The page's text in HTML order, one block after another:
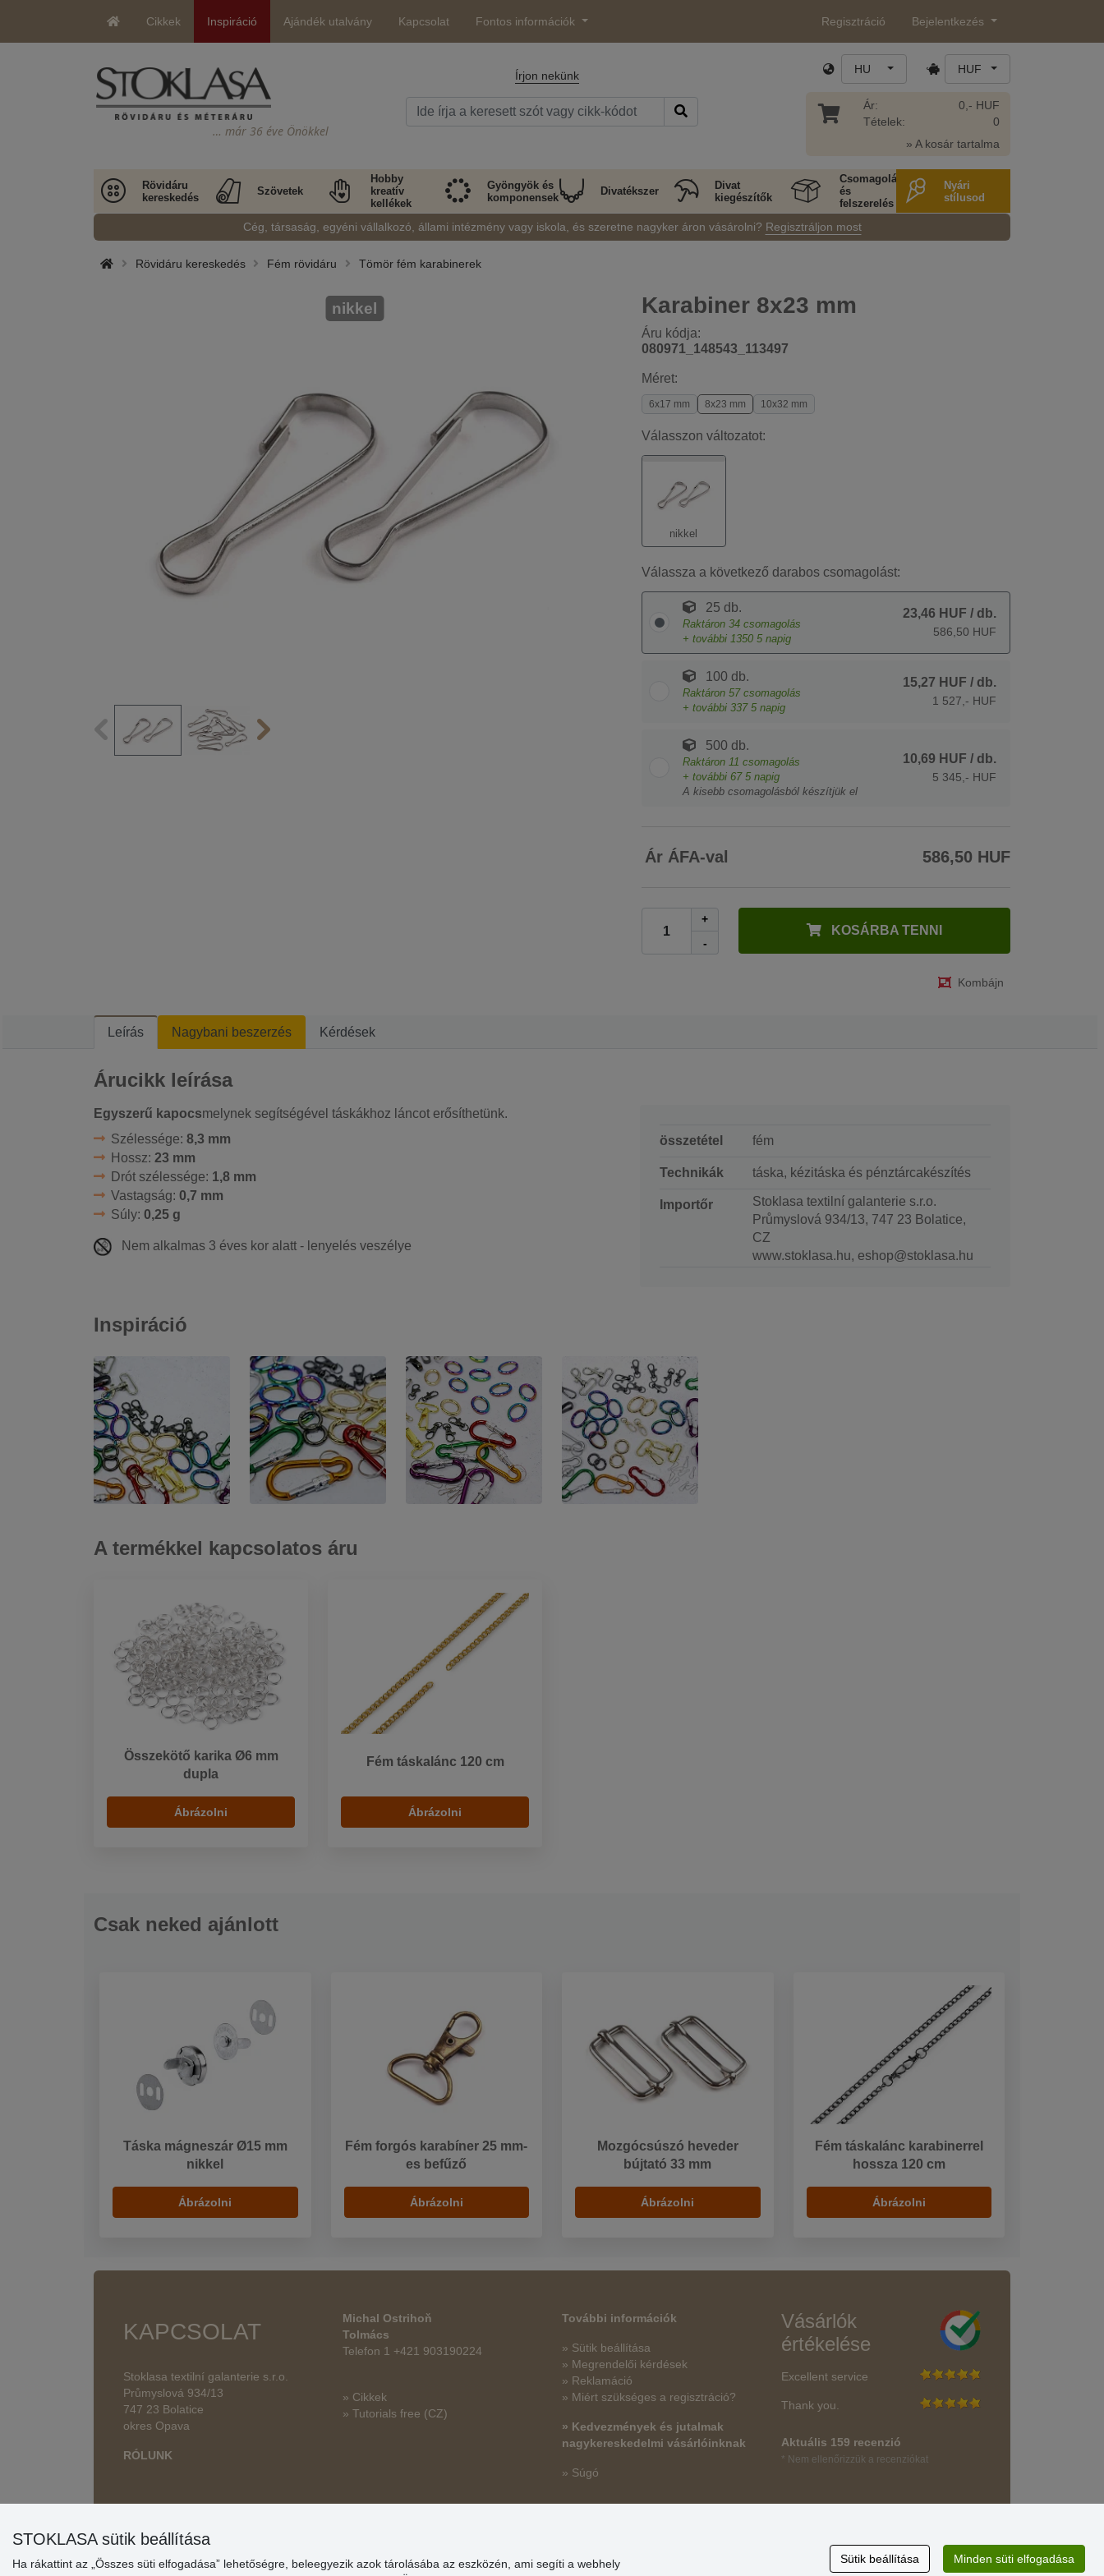
Cikkek Inspiráció Ajándék utalvány Kapcsolat Fontos információk Regisztráció Bejelentkezés
… már 36 éve Önökkel
Írjon nekünk HU HUF
Ár:
Tételek:
0,- HUF
0
» A kosár tartalma
Rövidáru
kereskedés
Szövetek
Hobby
kreatív
kellékek
Gyöngyök és
komponensek
Divatékszer
Divat
kiegészítők
Csomagolás
és
felszerelés
Nyári
stílusod
Cég, társaság, egyéni vállalkozó, állami intézmény vagy iskola, és szeretne nagyker áron vásárolni? Regisztráljon most
Rövidáru kereskedés Fém rövidáru Tömör fém karabinerek
Karabiner 8x23 mm
Áru kódja:
080971_148543_113497
nikkel
Méret:
6x17 mm 8x23 mm 10x32 mm
Válasszon változatot:
nikkel
Válassza a következő darabos csomagolást:
25 db.
Raktáron 34 csomagolás
+ további 1350 5 napig
23,46 HUF / db.
586,50 HUF
100 db.
Raktáron 57 csomagolás
+ további 3375 napig
15,27 HUF / db.
1 527,- HUF
500 db.
Raktáron 11 csomagolás
+ további 675 napig
A kisebb csomagolásból készítjük el
10,69 HUF / db.
5 345,- HUF
Ár ÁFA-val 586,50 HUF
+
-
KOSÁRBA TENNI
Kombájn
Leírás Nagybani beszerzés Kérdések
Árucikk leírása
Egyszerű kapocsmelynek segítségével táskákhoz láncot erősíthetünk.
Szélessége: 8,3 mm
Hossz: 23 mm
Drót szélessége: 1,8 mm
Vastagság: 0,7 mm
Súly: 0,25 g
Nem alkalmas 3 éves kor alatt - lenyelés veszélye
összetétel fém
Technikák táska, kézitáska és pénztárcakészítés
Importőr
Stoklasa textilní galanterie s.r.o.
Průmyslová 934/13, 747 23 Bolatice,
CZ
www.stoklasa.hu, eshop@stoklasa.hu
Inspiráció
A termékkel kapcsolatos áru
Összekötő karika Ø6 mm
dupla
Ábrázolni
Fém táskalánc 120 cm
Ábrázolni
Csak neked ajánlott
Táska mágneszár Ø15 mm
nikkel
Ábrázolni
Fém forgós karabíner 25 mm-
es befűző
Ábrázolni
Mozgócsúszó heveder
bújtató 33 mm
Ábrázolni
Fém táskalánc karabinerrel
hossza 120 cm
Ábrázolni
KAPCSOLAT
Stoklasa textilní galanterie s.r.o.
Průmyslová 934/13
747 23 Bolatice
okres Opava
RÓLUNK
Michal Ostrihoň
Tolmács
Telefon 1 +421 903190224
» Cikkek
» Tutorials free (CZ)
További információk
» Sütik beállítása
» Megrendelői kérdések
» Reklamáció
» Miért szükséges a regisztráció?
» Kedvezmények és jutalmak
nagykereskedelmi vásárlóinknak
» Súgó
Vásárlók
értékelése
Excellent service
Thank you.
Aktuális 159 recenzió
* Nem ellenőrizzük a recenziókat
STOKLASA sütik beállítása
Ha rákattint az „Összes süti elfogadása” lehetőségre, beleegyezik azok tárolásába az eszközén, ami segíti a webhely
Sütik beállítása Minden süti elfogadása